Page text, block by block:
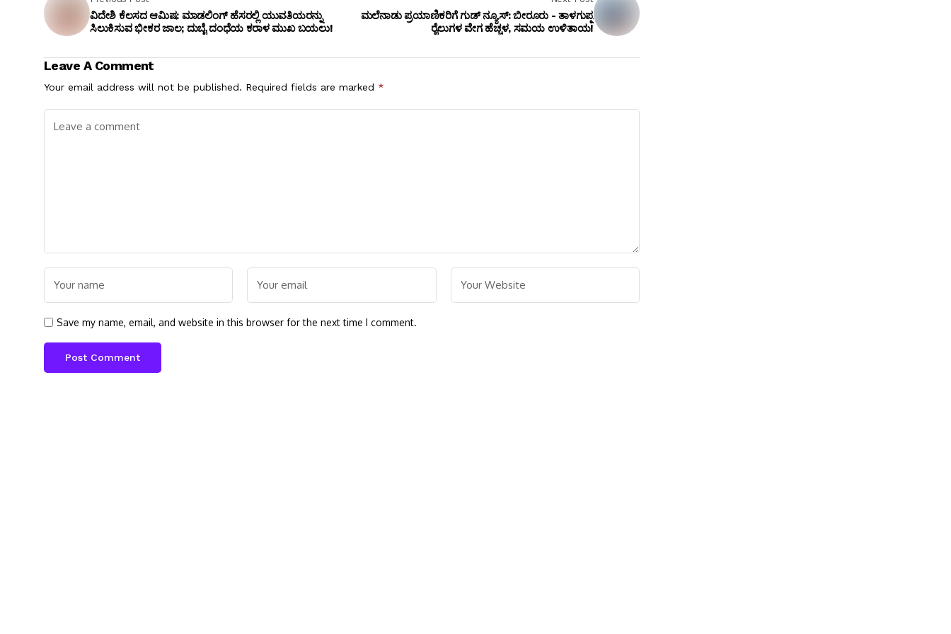
ವಿದೇಶಿ ಕೆಲಸದ ಆಮಿಷ: ಮಾಡಲಿಂಗ್ ಹೆಸರಲ್ಲಿ ಯುವತಿಯರನ್ನು
ಸಿಲುಕಿಸುವ ಭೀಕರ ಜಾಲ; ದುಬೈ ದಂಧೆಯ ಕರಾಳ ಮುಖ ಬಯಲು!
ಮಲೆನಾಡು ಪ್ರಯಾಣಿಕರಿಗೆ ಗುಡ್ ನ್ಯೂಸ್: ಬೀರೂರು - ತಾಳಗುಪ್ಪ
ರೈಲುಗಳ ವೇಗ ಹೆಚ್ಚಳ, ಸಮಯ ಉಳಿತಾಯ!
Leave A Comment
Your email address will not be published. Required fields are marked *
Save my name, email, and website in this browser for the next time I comment.